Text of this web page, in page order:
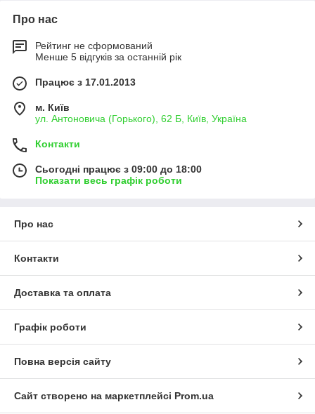
Про нас
Рейтинг не сформований
Менше 5 відгуків за останній рік
Працює з 17.01.2013
м. Київ
ул. Антоновича (Горького), 62 Б, Київ, Україна
Контакти
Сьогодні працює з 09:00 до 18:00
Показати весь графік роботи
Про нас
Контакти
Доставка та оплата
Графік роботи
Повна версія сайту
Сайт створено на маркетплейсі Prom.ua